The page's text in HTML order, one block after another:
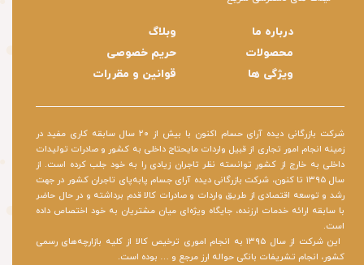
درباره ما
محصولات
ویژگی ها
وبلاگ
حریم خصوصی
قوانین و مقررات
شرکت بازرگانی دیده آرای حسام اکنون با بیش از ۲۰ سال سابقه کاری مفید در
زمینه انجام امور تجاری از قبیل واردات مایحتاج داخلی به کشور و صادرات تولیدات
داخلی به خارج از کشور توانسته نظر تاجران زیادی را به خود جلب کرده است. از
سال ۱۳۹۵ تا کنون، شرکت بازرگانی دیده آرای جسام پابه‌پای تاجران کشور در جهت
رشد و توسعه اقتصادی از طریق واردات و صادرات کالا قدم برداشته و در حال حاضر
با سابقه ارائه خدمات ارزنده، جایگاه ویژه‌ای میان مشتریان به خود اختصاص داده
است.
​​​​​​​ این شرکت از سال ۱۳۹۵ به انجام اموری ترخیص کالا از کلیه بازارچه‌های رسمی
کشور، انجام تشریفات بانکی حواله ارز مرجع و … بوده است.